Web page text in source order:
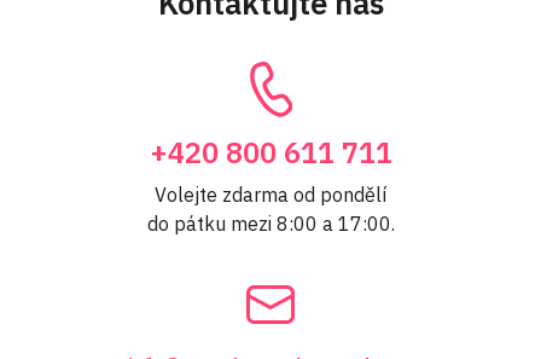
+420 800 611 711
Volejte zdarma od pondělí
do pátku mezi 8:00 a 17:00.